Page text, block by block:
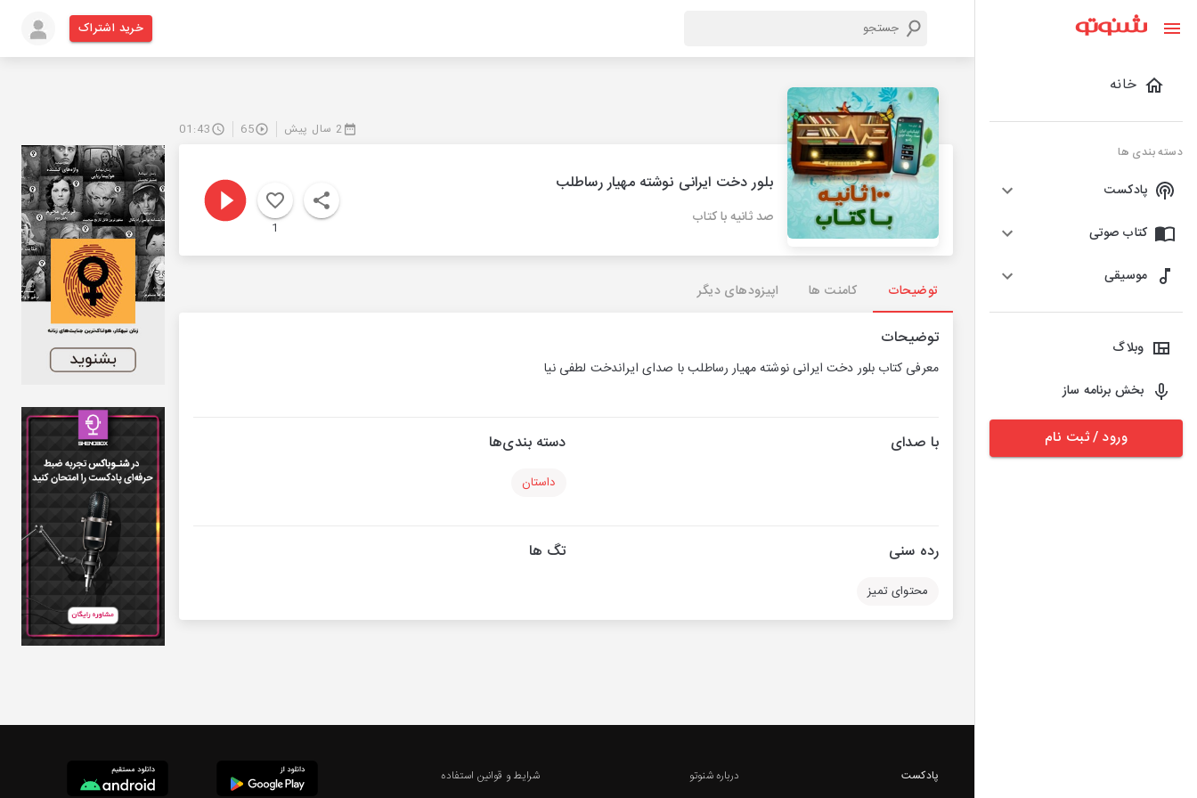
خانه
دسته بندی ها
پادکست
کتاب صوتی
موسیقی
وبلاگ
بخش برنامه ساز
ورود / ثبت نام
خرید اشتراک
2 سال پیش 65
01:43
بلور دخت ایرانی نوشته مهیار رساطلب
صد ثانیه با کتاب
1
توضیحات کامنت ها اپیزودهای دیگر
توضیحات
معرفی کتاب بلور دخت ایرانی نوشته مهیار رساطلب با صدای ایراندخت لطفی نیا
با صدای دسته بندی‌ها
داستان
رده سنی
محتوای تمیز
تگ ها
پادکست
درباره شنوتو
شرایط و قوانین استفاده